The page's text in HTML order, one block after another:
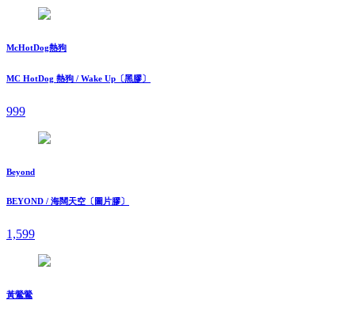
McHotDog熱狗
MC HotDog 熱狗 / Wake Up〔黑膠〕
999
Beyond
BEYOND / 海闊天空〔圖片膠〕
1,599
黃鶯鶯